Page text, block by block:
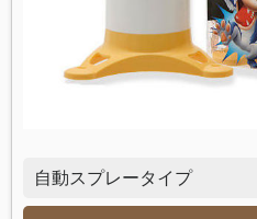
自動スプレータイプ